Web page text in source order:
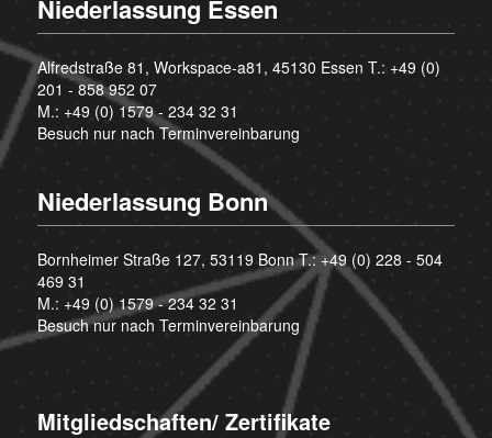
Niederlassung Essen
Alfredstraße 81, Workspace-a81, 45130 Essen T.: +49 (0)
201 - 858 952 07
M.: +49 (0) 1579 - 234 32 31
Besuch nur nach Terminvereinbarung
Niederlassung Bonn
Bornheimer Straße 127, 53119 Bonn T.:+49 (0) 228 - 504
469 31
M.: +49 (0) 1579 - 234 32 31
Besuch nur nach Terminvereinbarung
Mitgliedschaften/ Zertifikate